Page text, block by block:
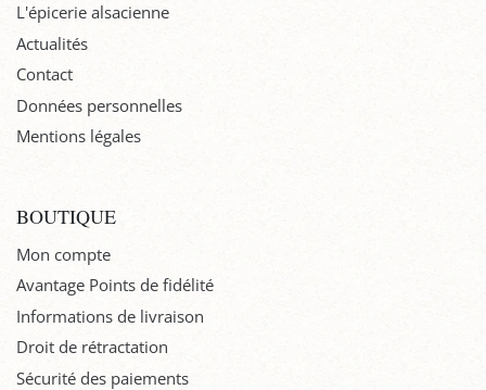
L'épicerie alsacienne
Actualités
Contact
Données personnelles
Mentions légales
BOUTIQUE
Mon compte
Avantage Points de fidélité
Informations de livraison
Droit de rétractation
Sécurité des paiements